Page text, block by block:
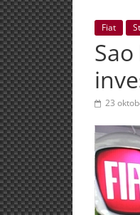
Italiaans
autonieuws
&
lifestyle
Fiat
23